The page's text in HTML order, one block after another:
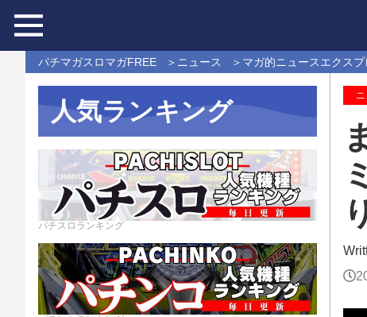
パチマガスロマガFREE ニュース マガ的ニュースエクスプ
人気ランキング
パチスロランキング